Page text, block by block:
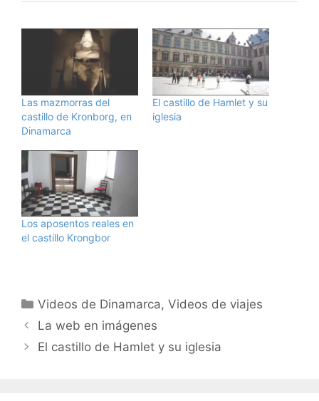
Las mazmorras del
castillo de Kronborg, en
Dinamarca
El castillo de Hamlet y su
iglesia
Los aposentos reales en
el castillo Krongbor
Categorías
Videos de Dinamarca,Videos de viajes
La web en imágenes
El castillo de Hamlet y su iglesia